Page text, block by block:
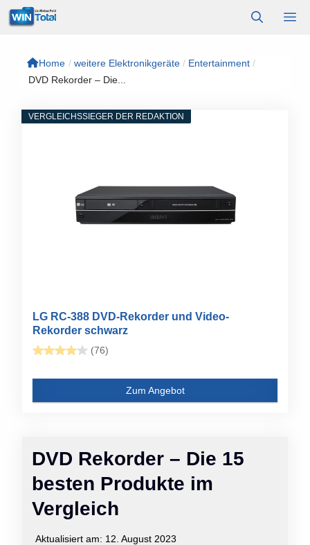
Zum
Inhalt
Home / weitere Elektronikgeräte / Entertainment /
DVD Rekorder – Die...
DVD Rekorder – Die 15
besten Produkte im
Vergleich
Aktualisiert am: 12. August 2023
VERGLEICHSSIEGER DER REDAKTION
LG RC-388 DVD-Rekorder und Video-
Rekorder schwarz
(76)
Zum Angebot